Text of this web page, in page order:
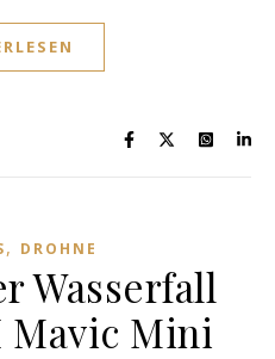
, DROHNE
Wasserfall
Mavic Mini